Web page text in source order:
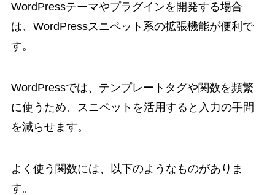
WordPressテーマやプラグインを開発する場合
は、WordPressスニペット系の拡張機能が便利で
す。
WordPressでは、テンプレートタグや関数を頻繁
に使うため、スニペットを活用すると入力の手間
を減らせます。
よく使う関数には、以下のようなものがありま
す。